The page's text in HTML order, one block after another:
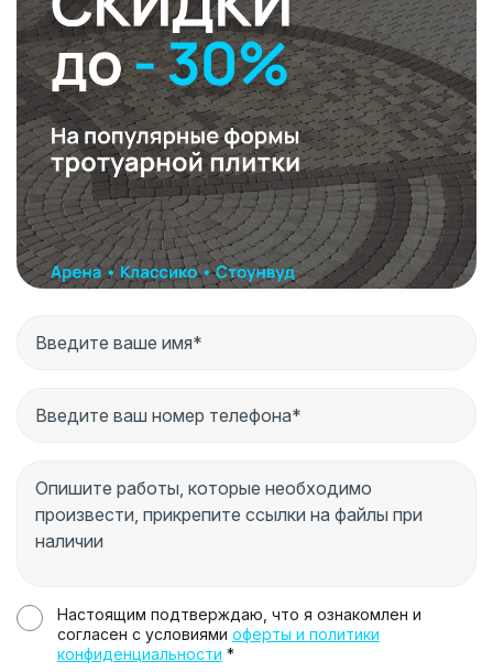
Настоящим подтверждаю, что я ознакомлен и
согласен с условиями оферты и политики
конфиденциальности *